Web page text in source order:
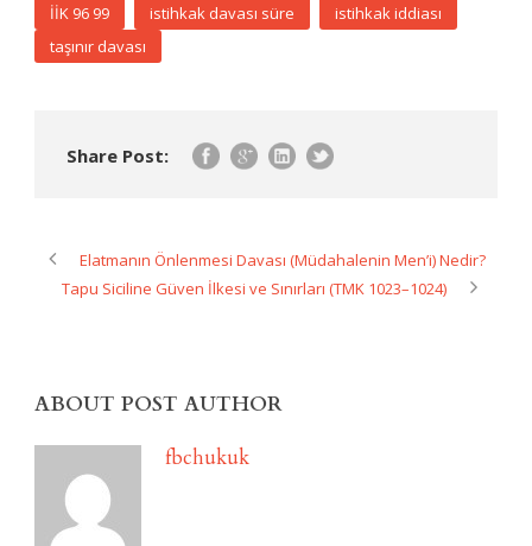
İİK 96 99
istihkak davası süre
istihkak iddiası
taşınır davası
Share Post:
Elatmanın Önlenmesi Davası (Müdahalenin Men’i) Nedir?
Tapu Siciline Güven İlkesi ve Sınırları (TMK 1023–1024)
ABOUT POST AUTHOR
fbchukuk